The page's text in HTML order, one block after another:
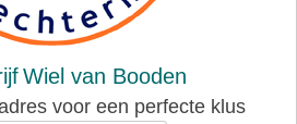
Wiel van Booden
voor een perfecte klus